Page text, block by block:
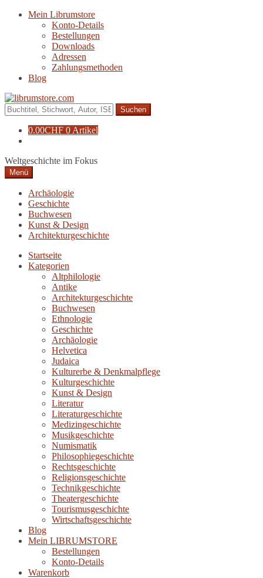
Navigation
Zum
Mein Librumstore
Konto-Details
Bestellungen
Downloads
Adressen
Zahlungsmethoden
Blog
Suche
nach:
0.00CHF 0 Artikel
Weltgeschichte im Fokus
Menü
Archäologie
Geschichte
Buchwesen
Kunst & Design
Architekturgeschichte
Startseite
Kategorien
Altphilologie
Antike
Architekturgeschichte
Buchwesen
Ethnologie
Geschichte
Archäologie
Helvetica
Judaica
Kulturerbe & Denkmalpflege
Kulturgeschichte
Kunst & Design
Literatur
Literaturgeschichte
Medizingeschichte
Musikgeschichte
Numismatik
Philosophiegeschichte
Rechtsgeschichte
Religionsgeschichte
Technikgeschichte
Theatergeschichte
Tourismusgeschichte
Wirtschaftsgeschichte
Blog
Mein LIBRUMSTORE
Bestellungen
Konto-Details
Warenkorb